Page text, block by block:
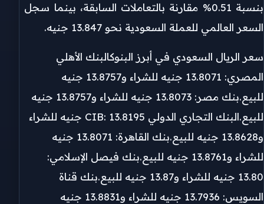
بنسبة 0.51% مقارنة بالتعاملات السابقة، بينما سجل
السعر العالمي للعملة السعودية نحو 13.847 جنيه.
سعر الريال السعودي في أبرز البنوكالبنك الأهلي
المصري: 13.8071 جنيه للشراء و13.8757 جنيه
للبيع.بنك مصر: 13.8073 جنيه للشراء و13.8757 جنيه
للبيع.البنك التجاري الدولي CIB: 13.8195 جنيه للشراء
و13.8628 جنيه للبيع.بنك القاهرة: 13.8071 جنيه
للشراء و13.8761 جنيه للبيع.بنك فيصل الإسلامي:
13.80 جنيه للشراء و13.87 جنيه للبيع.بنك قناة
السويس: 13.7936 جنيه للشراء و13.8831 جنيه